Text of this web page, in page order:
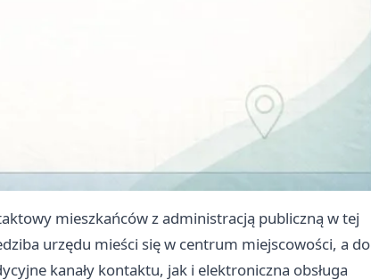
mieszkańców z administracją publiczną w tej
urzędu mieści się w centrum miejscowości, a do
kanały kontaktu, jak i elektroniczna obsługa